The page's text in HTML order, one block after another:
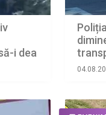
i dea